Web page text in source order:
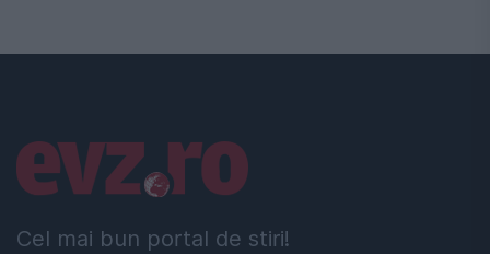
Cel mai bun portal de stiri!
Linkuri utile